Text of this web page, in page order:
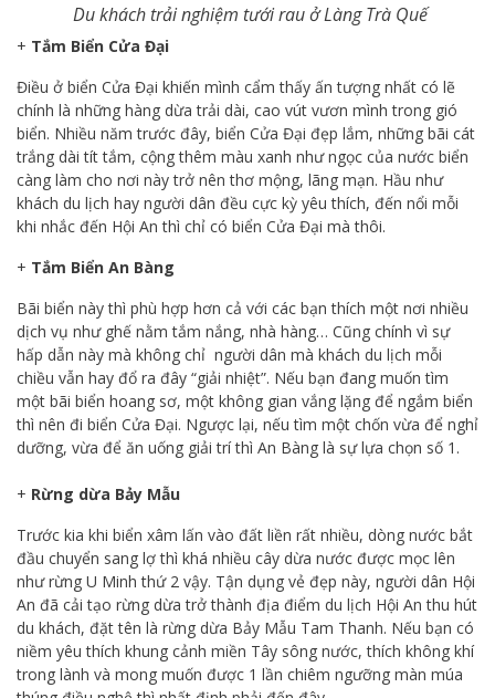
Du khách trải nghiệm tưới rau ở Làng Trà Quế
+ Tắm Biển Cửa Đại
Điều ở biển Cửa Đại khiến mình cẩm thấy ấn tượng nhất có lẽ
chính là những hàng dừa trải dài, cao vút vươn mình trong gió
biển. Nhiều năm trước đây, biển Cửa Đại đẹp lắm, những bãi cát
trắng dài tít tắm, cộng thêm màu xanh như ngọc của nước biển
càng làm cho nơi này trở nên thơ mộng, lãng mạn. Hầu như
khách du lịch hay người dân đều cực kỳ yêu thích, đến nổi mỗi
khi nhắc đến Hội An thì chỉ có biển Cửa Đại mà thôi.
+ Tắm Biển An Bàng
Bãi biển này thì phù hợp hơn cả với các bạn thích một nơi nhiều
dịch vụ như ghế nằm tắm nắng, nhà hàng… Cũng chính vì sự
hấp dẫn này mà không chỉ người dân mà khách du lịch mỗi
chiều vẫn hay đổ ra đây “giải nhiệt”. Nếu bạn đang muốn tìm
một bãi biển hoang sơ, một không gian vắng lặng để ngắm biển
thì nên đi biển Cửa Đại. Ngược lại, nếu tìm một chốn vừa để nghỉ
dưỡng, vừa để ăn uống giải trí thì An Bàng là sự lựa chọn số 1.
+ Rừng dừa Bảy Mẫu
Trước kia khi biển xâm lấn vào đất liền rất nhiều, dòng nước bắt
đầu chuyển sang lợ thì khá nhiều cây dừa nước được mọc lên
như rừng U Minh thứ 2 vậy. Tận dụng vẻ đẹp này, người dân Hội
An đã cải tạo rừng dừa trở thành địa điểm du lịch Hội An thu hút
du khách, đặt tên là rừng dừa Bảy Mẫu Tam Thanh. Nếu bạn có
niềm yêu thích khung cảnh miền Tây sông nước, thích không khí
trong lành và mong muốn được 1 lần chiêm ngưỡng màn múa